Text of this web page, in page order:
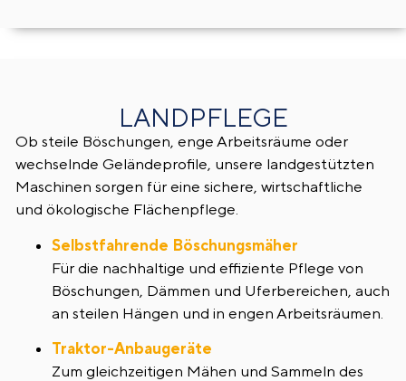
LANDPFLEGE
Ob steile Böschungen, enge Arbeitsräume oder
wechselnde Geländeprofile, unsere landgestützten
Maschinen sorgen für eine sichere, wirtschaftliche
und ökologische Flächenpflege.
Selbstfahrende Böschungsmäher
Für die nachhaltige und effiziente Pflege von
Böschungen, Dämmen und Uferbereichen, auch
an steilen Hängen und in engen Arbeitsräumen.
Traktor-Anbaugeräte
Zum gleichzeitigen Mähen und Sammeln des